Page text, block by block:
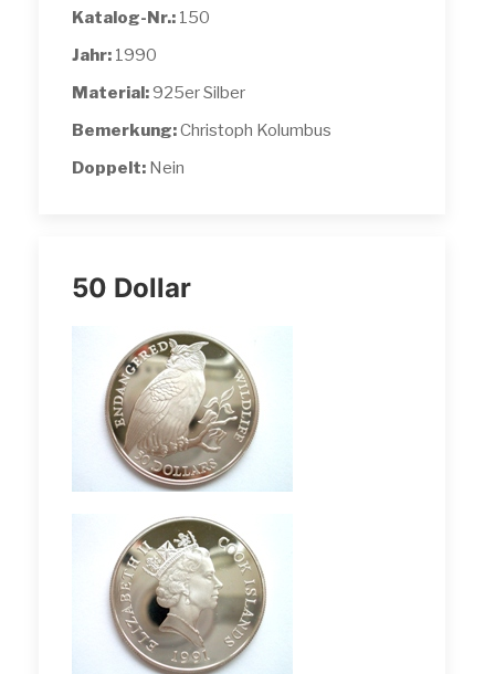
Katalog-Nr.: 150
Jahr: 1990
Material:925er Silber
Bemerkung:Christoph Kolumbus
Doppelt: Nein
50 Dollar